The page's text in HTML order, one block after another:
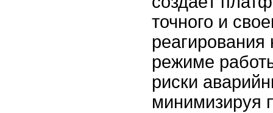
точного и
режиме
риски
минимизируя